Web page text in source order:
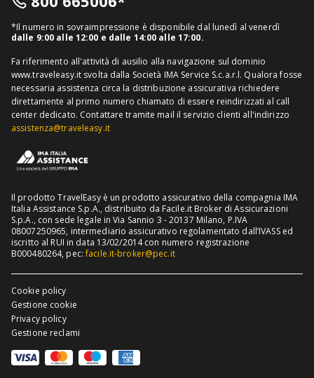
Mappa del sito
Informativa distributore
Assicurazione medico sanitaria
Assicurazione viaggio USA
Assicurazione viaggio Thailandia
Assicurazione viaggio Cuba
*Il numero in sovraimpressione è disponibile dal lunedì al venerdì
dalle 9:00 alle 12:00 e dalle 14:00 alle 17:00.
Fa riferimento all'attività di ausilio alla navigazione sul dominio
www.traveleasy.it svolta dalla Società IMA Service S.c.a.r.l. Qualora fosse
necessaria assistenza circa la distribuzione assicurativa richiedere
direttamente al primo numero chiamato di essere reindirizzati al call
center dedicato. Contattare tramite mail il servizio clienti all'indirizzo
assistenza@traveleasy.it
Il prodotto TravelEasy è un prodotto assicurativo della compagnia IMA
Italia Assistance S.p.A., distribuito da Facile.it Broker di Assicurazioni
S.p.A., con sede legale in Via Sannio 3 - 20137 Milano, P.IVA
08007250965, intermediario assicurativo regolamentato dall’IVASS ed
iscritto al RUI in data 13/02/2014 con numero registrazione
B000480264, pec:facile.it-broker@pec.it
Cookie policy
Gestione cookie
Privacy policy
Gestione reclami